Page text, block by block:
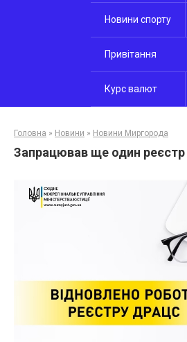
Новини спорту
Привітання
Курс валют
Головна » Новини » Новини Миргорода
Запрацював ще один